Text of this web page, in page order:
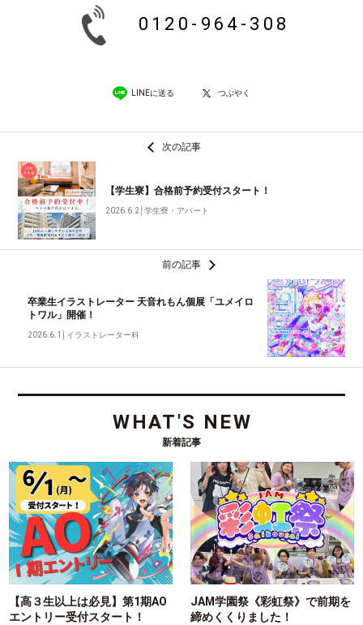
0120-964-308
LINEに送る つぶやく
次の記事
【学生寮】合格前予約受付スタート！
2026.6.2 │学生寮・アパート
前の記事
卒業生イラストレーター 天音れもん個展「ユメイロ
トワル」開催！
2026.6.1 イラストレーター科
WHAT'S NEW
新着記事
【高３生以上は必見】第1期AO
エントリー受付スタート！
JAM学園祭《彩虹祭》で前期を
締めくくりました！